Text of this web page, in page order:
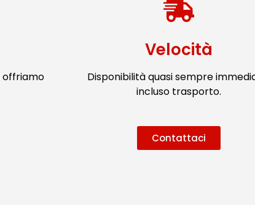
offriamo
Velocità
Disponibilità quasi sempre
incluso trasporto.
Contattaci